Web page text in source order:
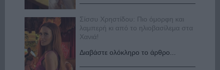
Σίσσυ Χρηστίδου: Πιο όμορφη και
λαμπερή κι από το ηλιοβασίλεμα στα
Χανιά!
Διαβάστε ολόκληρο το άρθρο...